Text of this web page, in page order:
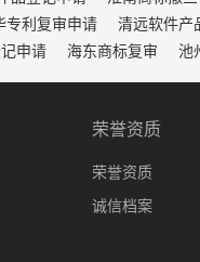
专利复审申请 清远软件产
申请 海东商标复审 池
荣誉资质
荣誉资质
诚信档案